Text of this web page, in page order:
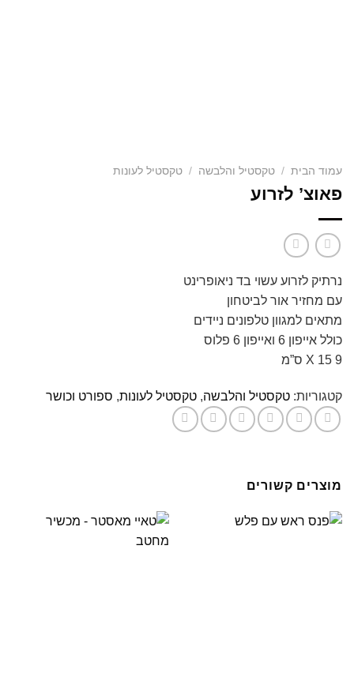
עמוד הבית / טקסטיל והלבשה / טקסטיל לעונות
פאוצ’ לזרוע
נרתיק לזרוע עשוי בד ניאופרינט
עם מחזיר אור לביטחון
מתאים למגוון טלפונים ניידים
כולל אייפון 6 ואייפון 6 פלוס
9 X 15 ס”מ
קטגוריות: טקסטיל והלבשה, טקסטיל לעונות, ספורט וכושר
מוצרים קשורים